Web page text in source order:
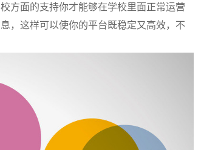
方面的支持你才能够在学校里面正常运营
，这样可以使你的平台既稳定又高效，不